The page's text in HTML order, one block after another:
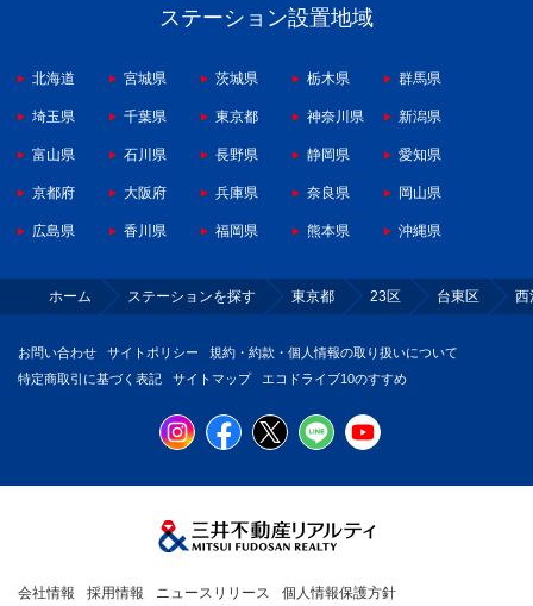
ステーション設置地域
北海道 宮城県 茨城県 栃木県 群馬県
埼玉県 千葉県 東京都 神奈川県 新潟県
富山県 石川県 長野県 静岡県 愛知県
京都府 大阪府 兵庫県 奈良県 岡山県
広島県 香川県 福岡県 熊本県 沖縄県
ホーム ステーションを探す 東京都 23区 台東区 西
お問い合わせ サイトポリシー
規約・約款・個人情報の取り扱いについて
特定商取引に基づく表記
サイトマップ エコドライブ10のすすめ
会社情報 採用情報 ニュースリリース 個人情報保護方針